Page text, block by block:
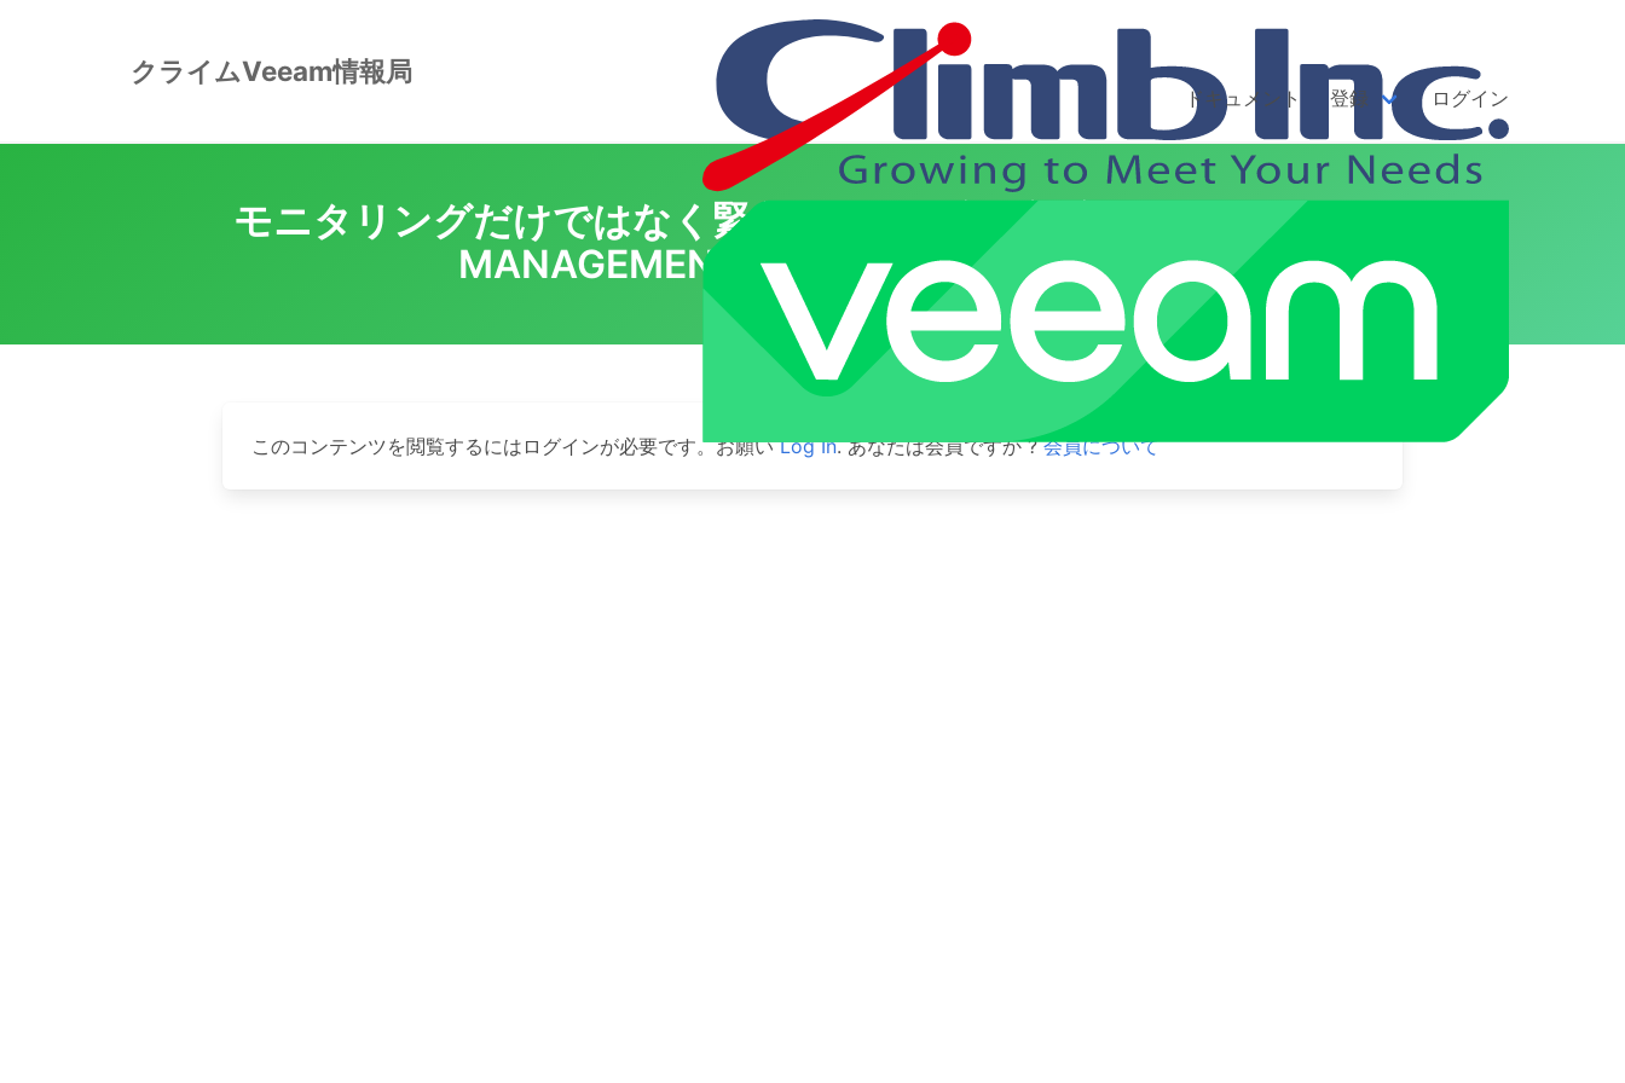
クライムVeeam情報局
ドキュメント 登録 ログイン
モニタリングだけではなく緊急時には即座に対応可能【NWORKS
MANAGEMENT PACK FOR VMWARE】
このコンテンツを閲覧するにはログインが必要です。お願いLog In. あなたは会員ですか ?会員について